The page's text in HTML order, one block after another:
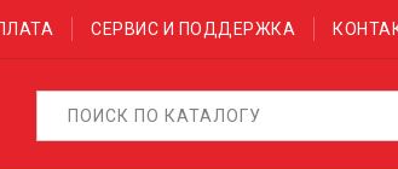
СЕРВИС И ПОДДЕРЖКА